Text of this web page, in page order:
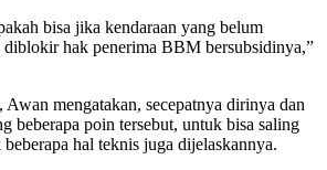
bisa jika kendaraan yang belum
diblokir hak penerima BBM bersubsidinya,”
mengatakan, secepatnya dirinya dan
beberapa poin tersebut, untuk bisa saling
hal teknis juga dijelaskannya.